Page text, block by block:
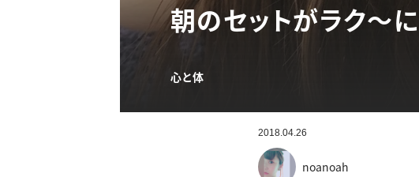
朝のセットがラク〜
心と体
2018.04.26
noanoah